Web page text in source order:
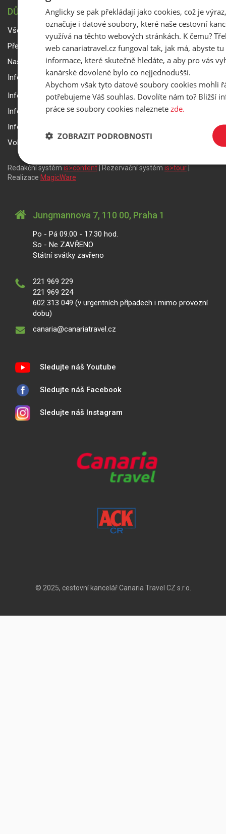
DŮLEŽITÉ INFORMACE
Všeobecné smluvní podmínky a reklamační řád
Přepravní podmínky Smartwings
Nastavení a ochrana soukromí
Informace k rezervaci zájezdu
Informace k pojištění
Informace k letecké přepravě
Informace k ubytování a pobytu
Volitelné doplňkové služby
Redakční systém is>content | Rezervační systém is>tour |
Realizace MagicWare
Jungmannova 7, 110 00, Praha 1
Po - Pá 09.00 - 17.30 hod.
So - Ne ZAVŘENO
Státní svátky zavřeno
221 969 229
221 969 224
602 313 049 (v urgentních případech i mimo provozní
dobu)
canaria@canariatravel.cz
Sledujte náš Youtube
Sledujte náš Facebook
Sledujte náš Instagram
© 2025, cestovní kancelář Canaria Travel CZ s.r.o.
Anglicky se pak překládají jako cookies, což je
označuje i datové soubory, které naše cestovní
využívá na těchto webových stránkách. K čemu?
web canariatravel.cz fungoval tak, jak má, abyste
informace, které skutečně hledáte, a aby pro vás
kanárské dovolené bylo co nejjednodušší.
Abychom však tyto datové soubory cookies mohli
potřebujeme Váš souhlas. Dovolíte nám to? Bližší
práce se soubory cookies naleznete zde.
ZOBRAZIT PODROBNOSTI